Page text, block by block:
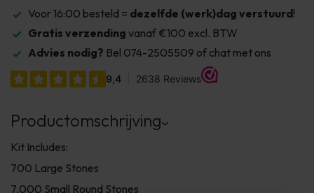
Voor 16:00 besteld = dezelfde (werk)dag verstuurd!
Gratis verzending vanaf €100 excl. BTW
Advies nodig? Bel 074-2505509 of chat met ons
Productomschrijving
Kit Includes:
700 Large Stones
7,000 Small Round Stones